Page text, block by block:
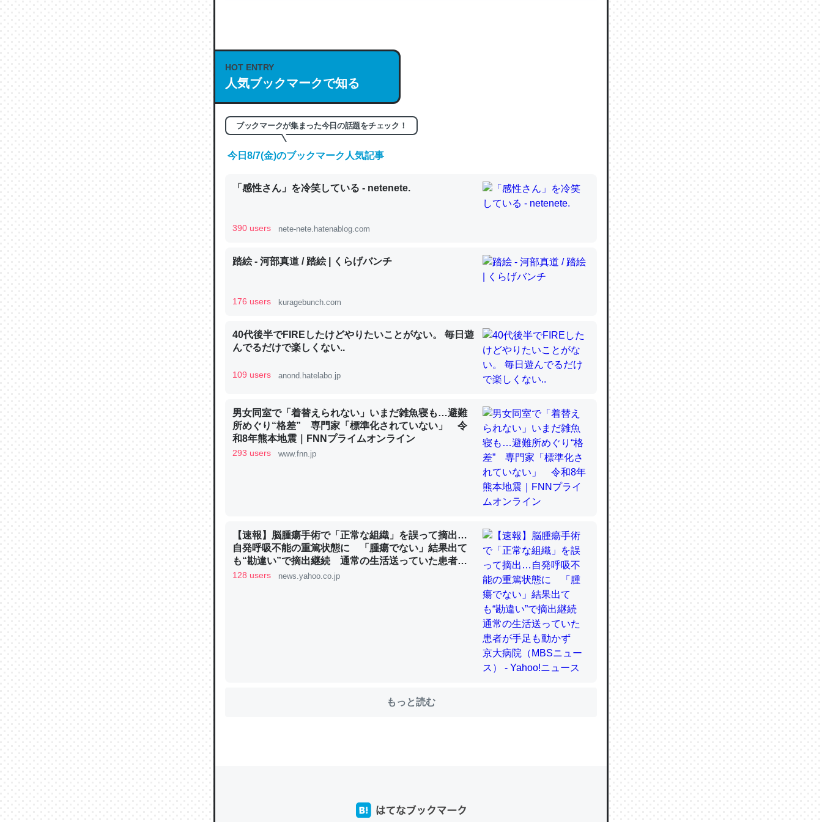
これは良記事。32768トークンだと英語小説100ページ分くらい。小説でいう「ずっと前
の伏線」は回収されないけど、短期記憶というには多い分量。進化すればするほど分かり
やすく強くなりそう
の600分の1程度。
─ニュース :: 【研究発表】昆虫学の大問題＝「昆虫はなぜ海にいないのか」に関する新仮説
論文では「淡水はカルシウムも酸素も不足してて両方に不利だから両方が拮抗してるので
は」とあって面白い。海にいる鋏角類（カブトガニ・ウミグモ）はカルシウムを使わずキ
─ニュース :: 【研究発表】昆虫学の大問題＝「昆虫はなぜ海にいないのか」に関する新仮説
これを元に考えるとカルシウムを大量に使う脊椎動物と貝類は苦労してるんだな…。腹足
ウチもEchoを実家に置いて４年。でたまに覗いてる。ぼちぼちRingも置こうかと画策
中。あと、Googleマップで位置情報を共有してる。電池残量や充電中かが分かるのでこ
─たまにLINEするくらいだった遠方の父67歳と僕。ITツール導入でコミュニケーションが劇的に変化し
HOT ENTRY
人気ブックマークで知る
ブックマークが集まった今日の話題をチェック！
今日8/7(金)のブックマーク人気記事
「感性さん」を冷笑している - netenete.
390 users nete-nete.hatenablog.com
踏絵 - 河部真道 / 踏絵 | くらげバンチ
176 users kuragebunch.com
40代後半でFIREしたけどやりたいことがない。 毎日遊
んでるだけで楽しくない..
109 users anond.hatelabo.jp
男女同室で「着替えられない」いまだ雑魚寝も…避難
所めぐり“格差” 専門家「標準化されていない」 令
和8年熊本地震｜FNNプライムオンライン
293 users www.fnn.jp
【速報】脳腫瘍手術で「正常な組織」を誤って摘出…
自発呼吸不能の重篤状態に 「腫瘍でない」結果出て
も“勘違い”で摘出継続 通常の生活送っていた患者が
手足も動かず 京大病院（MBSニュース） - Yahoo!ニ
128 users news.yahoo.co.jp
もっと読む